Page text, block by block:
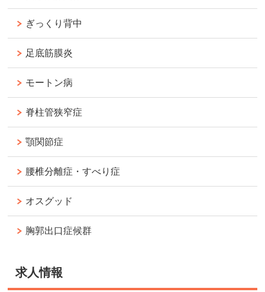
ぎっくり背中
足底筋膜炎
モートン病
脊柱管狭窄症
顎関節症
腰椎分離症・すべり症
オスグッド
胸郭出口症候群
求人情報